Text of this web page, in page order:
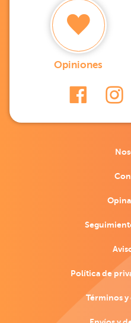
Opiniones
Política de
Términos